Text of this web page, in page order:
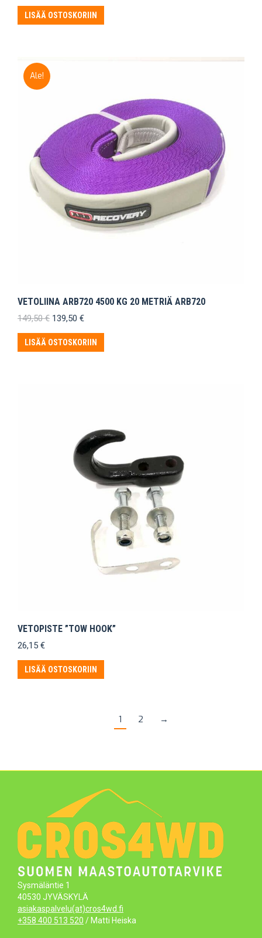
LISÄÄ OSTOSKORIIN
Ale!
VETOLIINA ARB720 4500 KG 20 METRIÄ ARB720
149,50€ Alkuperäinen
oli:
149,50 €.
139,50 €Nykyinen
on:
139,50 €.
LISÄÄ OSTOSKORIIN
VETOPISTE ”TOW HOOK”
26,15 €
LISÄÄ OSTOSKORIIN
1 2 →
Sysmäläntie 1
40530 JYVÄSKYLÄ
asiakaspalvelu(at)cros4wd.fi
+358 400 513 520 / Matti Heiska